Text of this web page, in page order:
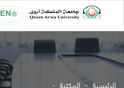
EN
الرئيسية المكتبة